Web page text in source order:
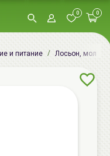
0 0
и питание Лосьон,